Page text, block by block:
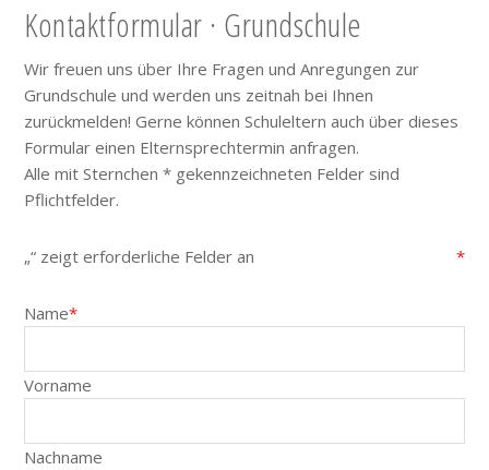
Kontaktformular · Grundschule
Wir freuen uns über Ihre Fragen und Anregungen zur
Grundschule und werden uns zeitnah bei Ihnen
zurückmelden! Gerne können Schuleltern auch über dieses
Formular einen Elternsprechtermin anfragen.
Alle mit Sternchen * gekennzeichneten Felder sind
Pflichtfelder.
„ *
“ zeigt erforderliche Felder an
Name*
Vorname
Nachname